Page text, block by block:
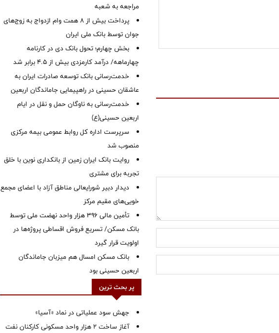
مراجعه به شعبه
پرداخت بیش از ۸ همت وام ازدواج به زوج‌های
جوان توسط بانک ملی ایران
بخش چهارم؛ تحول بانک دی در کارنامه
چهارماهه/ درآمد کارمزدی بیش از ۴.۵ برابر شد
خدمت‌رسانی بانک توسعه صادرات ایران به
عاشقان حسینی در راهپیمایی جاماندگان اربعین
خدمت‌رسانی به ناوگان حمل و نقل در ایام
اربعین حسینی(ع)
سرپرست اداره کل روابط عمومی بیمه مرکزی
منصوب شد
روایت بانک ایران زمین از بانکداری نوین با خلق
تجربه برای مشتری
دیدار دبیر شورایعالی مناطق آزاد با اعضای مجمع
خویی‌های مقیم مرکز
تأمین مالی ۳۹۶ هزار واحد نهضت ملی توسط
بانک مسکن/ تسریع فروش اقساطی پروژه‌ها در
اولویت قرار گیرد
بانک مسکن امسال هم میزبان جاماندگان
اربعین حسینی بود
پر بحث ترین
جهش سود عملیاتی در نماد «آسیا»
آغاز ساخت ۲ هزار واحد مسکونی کارکنان نفت